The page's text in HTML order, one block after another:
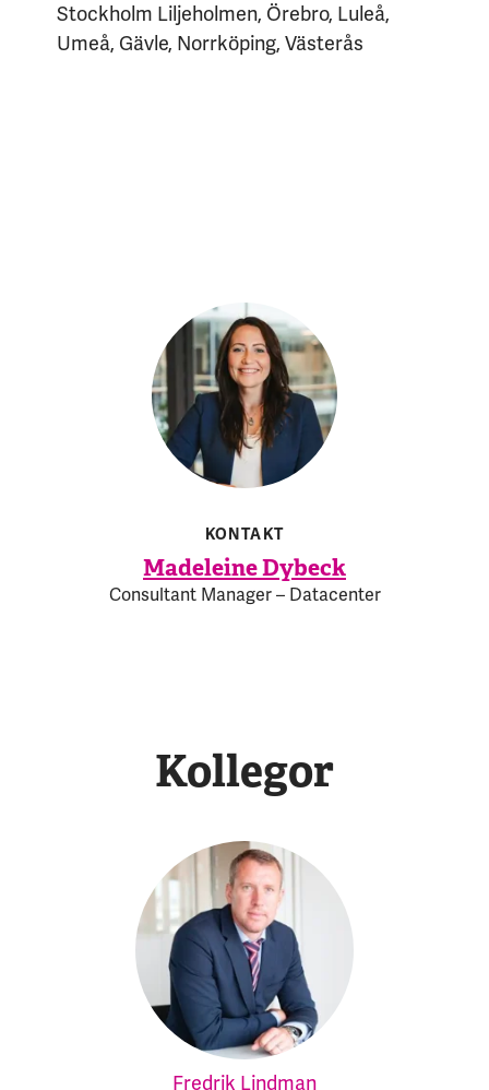
Stockholm Liljeholmen, Örebro, Luleå,
Umeå, Gävle, Norrköping, Västerås
KONTAKT
Madeleine Dybeck
Consultant Manager – Datacenter
Kollegor
Fredrik Lindman